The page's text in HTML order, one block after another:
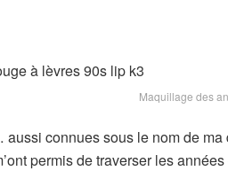
Maquillage des
connues sous le nom de
permis de traverser les